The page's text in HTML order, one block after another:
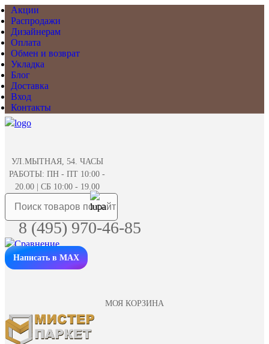
Акции
Распродажи
Дизайнерам
Оплата
Обмен и возврат
Укладка
Блог
Доставка
Вход
Контакты
УЛ.МЫТНАЯ, 54. ЧАСЫ
РАБОТЫ: ПН - ПТ 10:00 -
20.00 | СБ 10:00 - 19.00
8 (495) 970-46-85
Написать в MAX
МОЯ КОРЗИНА